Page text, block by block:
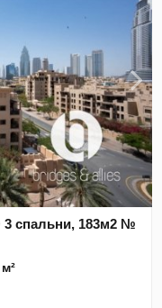
3 спальни, 183м2 №